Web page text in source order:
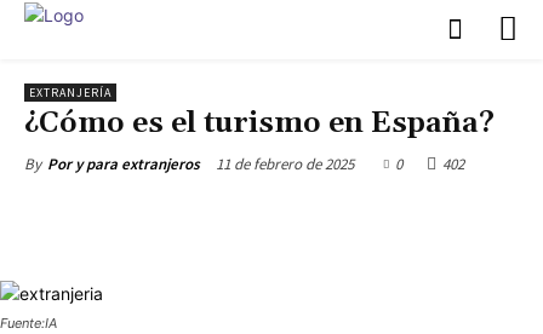
EXTRANJERÍA
¿Cómo es el turismo en España?
By Por y para extranjeros 11 de febrero de 2025 0 402
Fuente:IA